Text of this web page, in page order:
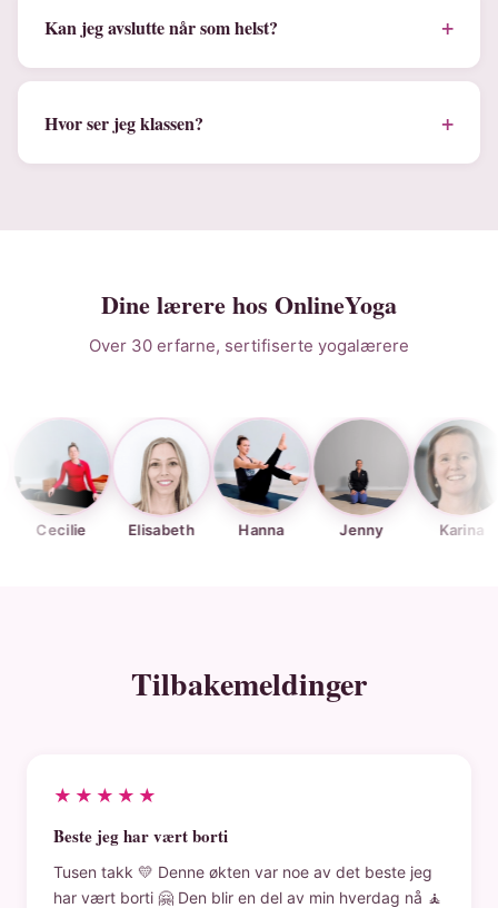
Kan jeg avslutte når som helst? +
Hvor ser jeg klassen? +
Dine lærere hos OnlineYoga
Over 30 erfarne, sertifiserte yogalærere
Elisabeth Hanna Jenny Karina
Tilbakemeldinger
★★★★★
Beste jeg har vært borti
Tusen takk 💛 Denne økten var noe av det beste jeg
har vært borti 🤗 Den blir en del av min hverdag nå 🧘